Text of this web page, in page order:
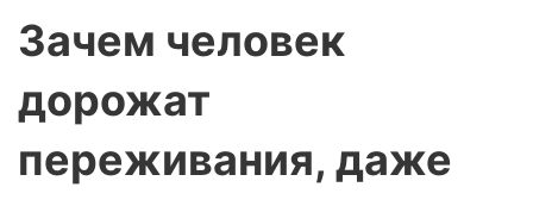
Зачем человек
дорожат
переживания, даже